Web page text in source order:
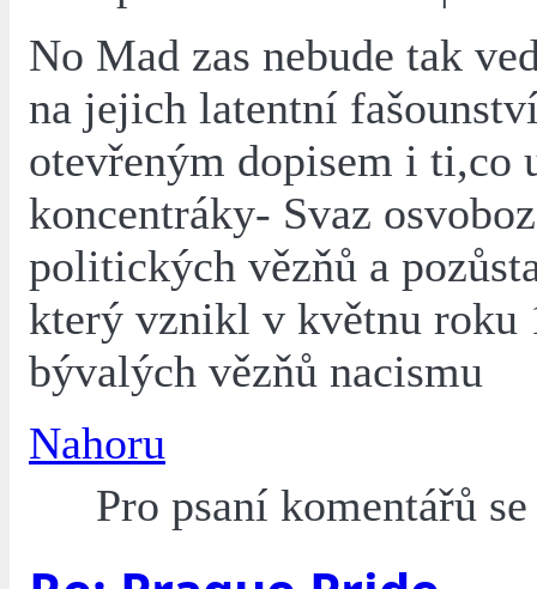
No Mad zas nebude tak
na jejich latentní
otevřeným dopisem i ti,co
koncentráky- Svaz
politických vězňů a
který vznikl v květnu roku
bývalých vězňů nacismu
Nahoru
Pro psaní komentářů